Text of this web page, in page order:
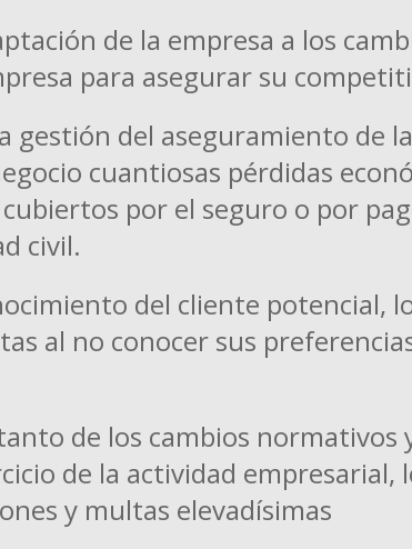
de la empresa a los
para asegurar su
gestión del aseguramiento de
cuantiosas pérdidas
por el seguro o por
civil.
del cliente potencial,
al no conocer sus
de los cambios normativos
de la actividad empresarial,
y multas elevadísimas